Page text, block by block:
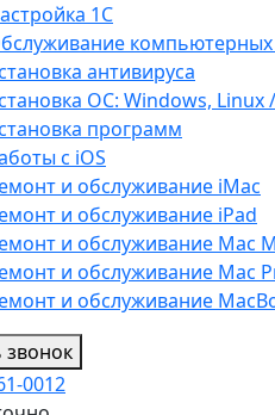
1С
компьютерных
антивируса
ОС: Windows,
программ
с iOS
и обслуживание iMac
и обслуживание iPad
и обслуживание Mac
и обслуживание Mac
и обслуживание
звонок
0012